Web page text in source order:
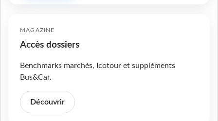
MAGAZINE
Accès dossiers
Benchmarks marchés, Icotour et suppléments
Bus&Car.
Découvrir